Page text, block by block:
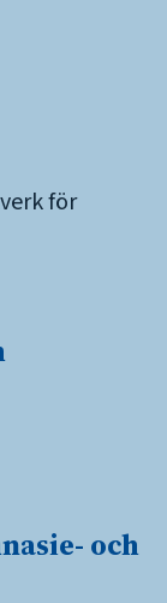
för
och